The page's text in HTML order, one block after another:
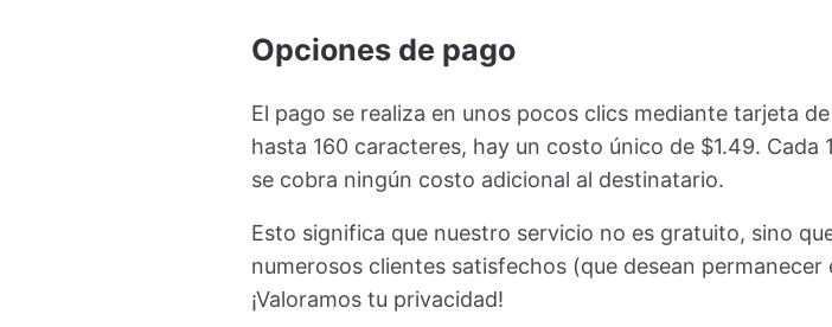
Opciones de pago
El pago se realiza en unos pocos clics mediante tarjeta
hasta 160 caracteres, hay un costo único de $1.49.
se cobra ningún costo adicional al destinatario.
Esto significa que nuestro servicio no es gratuito, sino
numerosos clientes satisfechos (que desean
¡Valoramos tu privacidad!